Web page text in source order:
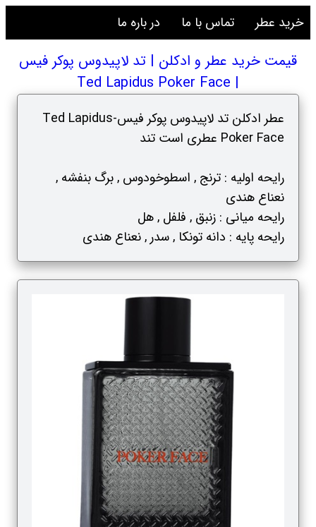
خرید عطر تماس با ما در باره ما
قیمت خرید عطر و ادکلن | تد لاپیدوس پوکر فیس
| Ted Lapidus Poker Face
عطر ادکلن تد لاپیدوس پوکر فیس-Ted Lapidus
Poker Face عطری است تند
رایحه اولیه : ترنج , اسطوخودوس , برگ بنفشه ,
نعناع هندی
رایحه میانی : زنبق , فلفل , هل
رایحه پایه : دانه تونکا , سدر , نعناع هندی